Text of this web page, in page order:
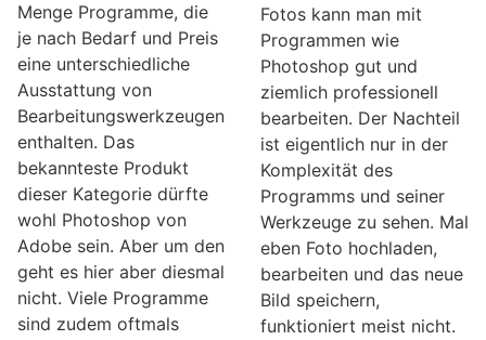
Menge Programme, die
je nach Bedarf und Preis
eine unterschiedliche
Ausstattung von
Bearbeitungswerkzeugen
enthalten. Das
bekannteste Produkt
dieser Kategorie dürfte
wohl Photoshop von
Adobe sein. Aber um den
geht es hier aber diesmal
nicht. Viele Programme
sind zudem oftmals
Fotos kann man mit
Programmen wie
Photoshop gut und
ziemlich professionell
bearbeiten. Der Nachteil
ist eigentlich nur in der
Komplexität des
Programms und seiner
Werkzeuge zu sehen. Mal
eben Foto hochladen,
bearbeiten und das neue
Bild speichern,
funktioniert meist nicht.